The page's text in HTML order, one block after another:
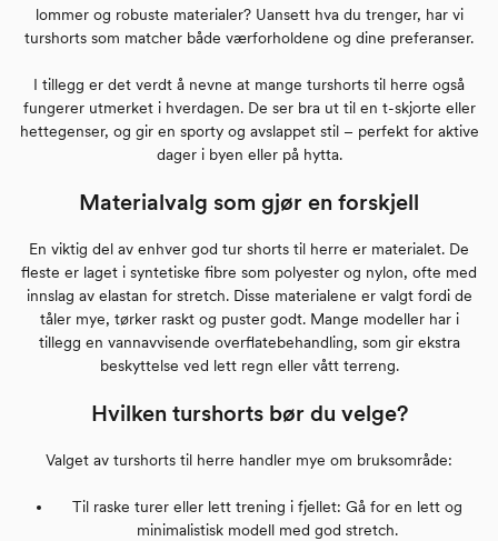
lommer og robuste materialer? Uansett hva du trenger, har vi
turshorts som matcher både værforholdene og dine preferanser.
I tillegg er det verdt å nevne at mange turshorts til herre også
fungerer utmerket i hverdagen. De ser bra ut til en t-skjorte eller
hettegenser, og gir en sporty og avslappet stil – perfekt for aktive
dager i byen eller på hytta.
Materialvalg som gjør en forskjell
En viktig del av enhver god tur shorts til herre er materialet. De
fleste er laget i syntetiske fibre som polyester og nylon, ofte med
innslag av elastan for stretch. Disse materialene er valgt fordi de
tåler mye, tørker raskt og puster godt. Mange modeller har i
tillegg en vannavvisende overflatebehandling, som gir ekstra
beskyttelse ved lett regn eller vått terreng.
Hvilken turshorts bør du velge?
Valget av turshorts til herre handler mye om bruksområde:
Til raske turer eller lett trening i fjellet: Gå for en lett og
minimalistisk modell med god stretch.